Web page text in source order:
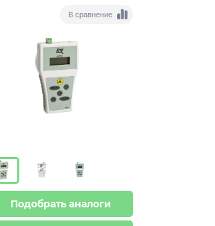
В сравнение
Подобрать аналоги